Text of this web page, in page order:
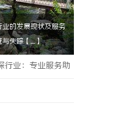
的发展现状及服务
失踪【....】
行业：专业服务助